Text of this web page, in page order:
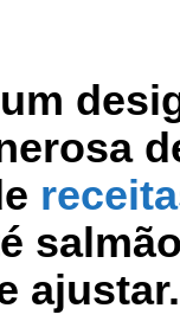
ajustar.